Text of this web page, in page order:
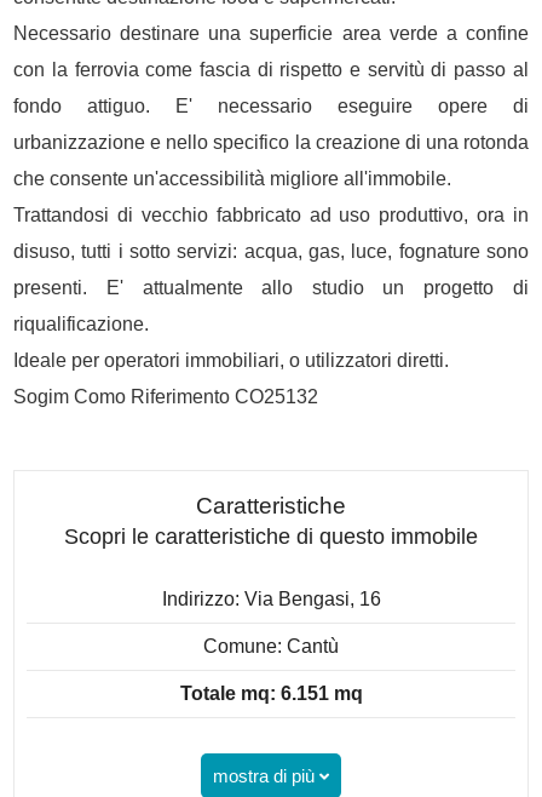
Necessario destinare una superficie area verde a confine
con la ferrovia come fascia di rispetto e servitù di passo al
fondo attiguo. E' necessario eseguire opere di
urbanizzazione e nello specifico la creazione di una rotonda
che consente un'accessibilità migliore all'immobile.
Trattandosi di vecchio fabbricato ad uso produttivo, ora in
disuso, tutti i sotto servizi: acqua, gas, luce, fognature sono
presenti. E' attualmente allo studio un progetto di
riqualificazione.
Ideale per operatori immobiliari, o utilizzatori diretti.
Sogim Como Riferimento CO25132
Caratteristiche
Scopri le caratteristiche di questo immobile
Indirizzo: Via Bengasi, 16
Comune: Cantù
Totale mq: 6.151 mq
mostra di più